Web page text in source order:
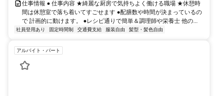
仕事情報 ● 仕事内容 ★綺麗な厨房で気持ちよく働ける職場 ★休憩時
間は休憩室で落ち着いてすごせます ●配膳数や時間が決まっているの
で 計画的に動けます。 ●レシピ通りで簡単＆調理師や栄養士 他の...
社員登用あり 固定時間制 交通費支給 服装自由 髪型・髪色自由
アルバイト・パート